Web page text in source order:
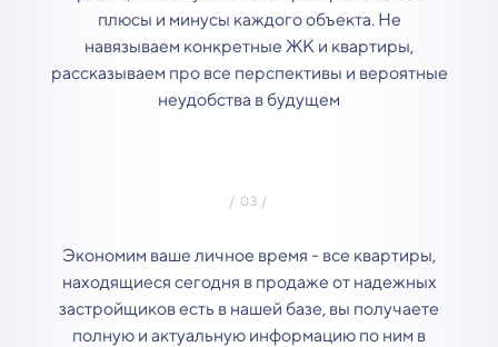
плюсы и минусы каждого объекта. Не
навязываем конкретные ЖК и квартиры,
рассказываем про все перспективы и вероятные
неудобства в будущем
Экономим ваше личное время - все квартиры,
находящиеся сегодня в продаже от надежных
застройщиков есть в нашей базе, вы получаете
полную и актуальную информацию по ним в